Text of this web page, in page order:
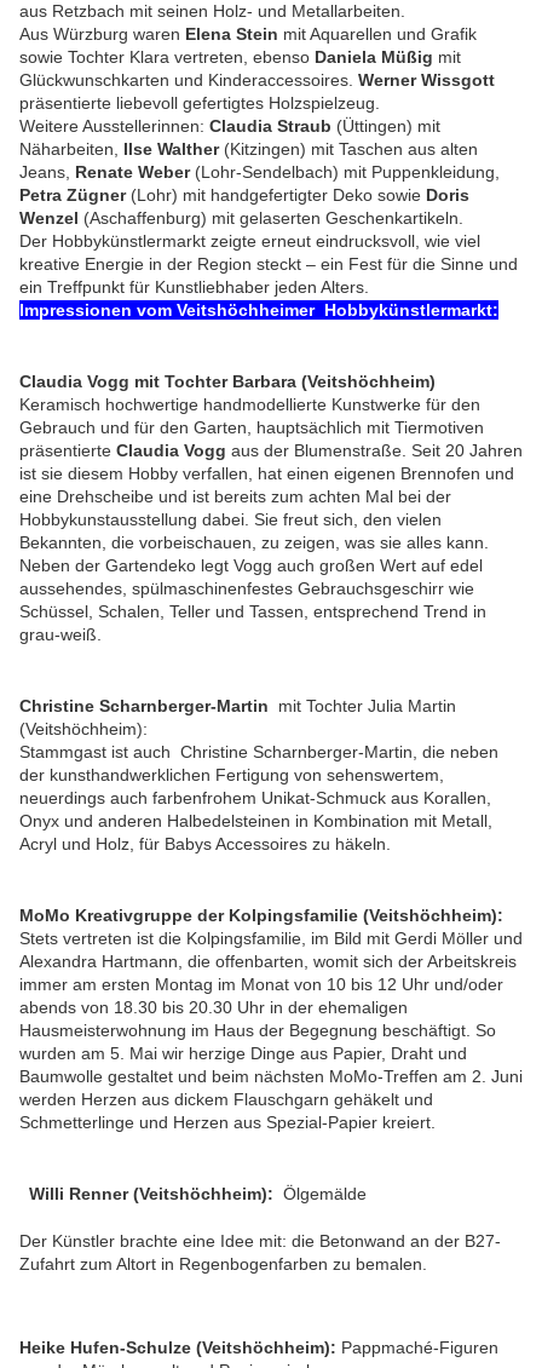
aus Retzbach mit seinen Holz- und Metallarbeiten.
Aus Würzburg waren Elena Stein mit Aquarellen und Grafik
sowie Tochter Klara vertreten, ebenso Daniela Müßig mit
Glückwunschkarten und Kinderaccessoires. Werner Wissgott
präsentierte liebevoll gefertigtes Holzspielzeug.
Weitere Ausstellerinnen: Claudia Straub (Üttingen) mit
Näharbeiten, Ilse Walther(Kitzingen) mit Taschen aus alten
Jeans, Renate Weber(Lohr-Sendelbach) mit Puppenkleidung,
Petra Zügner(Lohr) mit handgefertigter Deko sowie Doris
Wenzel (Aschaffenburg) mit gelaserten Geschenkartikeln.
Der Hobbykünstlermarkt zeigte erneut eindrucksvoll, wie viel
kreative Energie in der Region steckt – ein Fest für die Sinne und
ein Treffpunkt für Kunstliebhaber jeden Alters.
Impressionen vom Veitshöchheimer Hobbykünstlermarkt:
Claudia Vogg mit Tochter Barbara (Veitshöchheim)
Keramisch hochwertige handmodellierte Kunstwerke für den
Gebrauch und für den Garten, hauptsächlich mit Tiermotiven
präsentierte Claudia Vogg aus der Blumenstraße. Seit 20 Jahren
ist sie diesem Hobby verfallen, hat einen eigenen Brennofen und
eine Drehscheibe und ist bereits zum achten Mal bei der
Hobbykunstausstellung dabei. Sie freut sich, den vielen
Bekannten, die vorbeischauen, zu zeigen, was sie alles kann.
Neben der Gartendeko legt Vogg auch großen Wert auf edel
aussehendes, spülmaschinenfestes Gebrauchsgeschirr wie
Schüssel, Schalen, Teller und Tassen, entsprechend Trend in
grau-weiß.
Christine Scharnberger-Martin
mit Tochter Julia Martin
(Veitshöchheim):
Stammgast ist auch Christine Scharnberger-Martin, die neben
der kunsthandwerklichen Fertigung von sehenswertem,
neuerdings auch farbenfrohem Unikat-Schmuck aus Korallen,
Onyx und anderen Halbedelsteinen in Kombination mit Metall,
Acryl und Holz, für Babys Accessoires zu häkeln
MoMo Kreativgruppe der Kolpingsfamilie (Veitshöchheim):
Stets vertreten ist die Kolpingsfamilie, im Bild mit Gerdi Möller und
Alexandra Hartmann, die offenbarten, womit sich der Arbeitskreis
immer am ersten Montag im Monat von 10 bis 12 Uhr und/oder
abends von 18.30 bis 20.30 Uhr in der ehemaligen
Hausmeisterwohnung im Haus der Begegnung beschäftigt. So
wurden am 5. Mai wir herzige Dinge aus Papier, Draht und
Baumwolle gestaltet und beim nächsten MoMo-Treffen am 2. Juni
werden Herzen aus dickem Flauschgarn gehäkelt und
Schmetterlinge und Herzen aus Spezial-Papier kreiert.
Willi Renner (Veitshöchheim): Ölgemälde
Der Künstler brachte eine Idee mit: die Betonwand an der B27-
Zufahrt zum Altort in Regenbogenfarben zu bemalen.
Heike Hufen-Schulze (Veitshöchheim): Pappmaché-Figuren